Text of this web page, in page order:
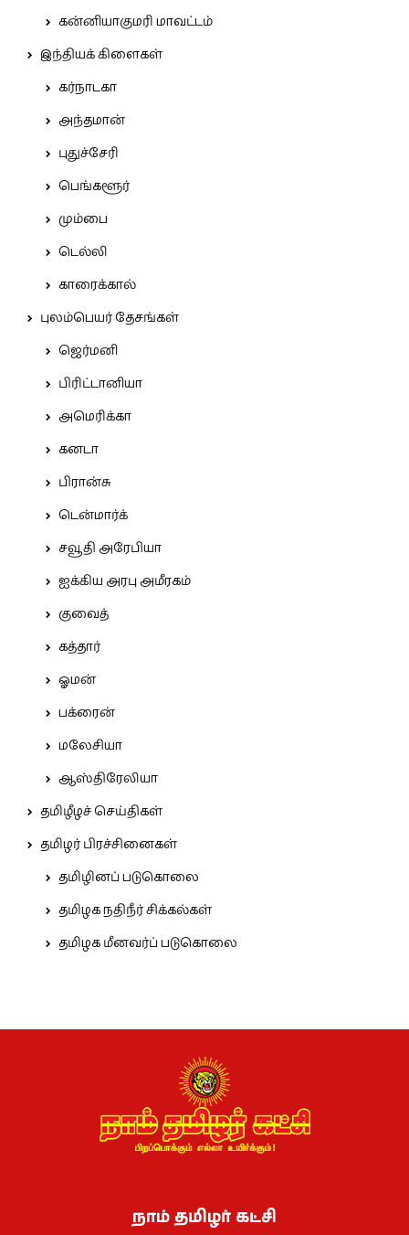
கன்னியாகுமரி மாவட்டம்
இந்தியக் கிளைகள்
கர்நாடகா
அந்தமான்
புதுச்சேரி
பெங்களூர்
மும்பை
டெல்லி
காரைக்கால்
புலம்பெயர் தேசங்கள்
ஜெர்மனி
பிரிட்டானியா
அமெரிக்கா
கனடா
பிரான்சு
டென்மார்க்
சவூதி அரேபியா
ஐக்கிய அரபு அமீரகம்
குவைத்
கத்தார்
ஓமன்
பக்ரைன்
மலேசியா
ஆஸ்திரேலியா
தமிழீழச் செய்திகள்
தமிழர் பிரச்சினைகள்
தமிழினப் படுகொலை
தமிழக நதிநீர் சிக்கல்கள்
தமிழக மீனவர்ப் படுகொலை
நாம் தமிழர் கட்சி